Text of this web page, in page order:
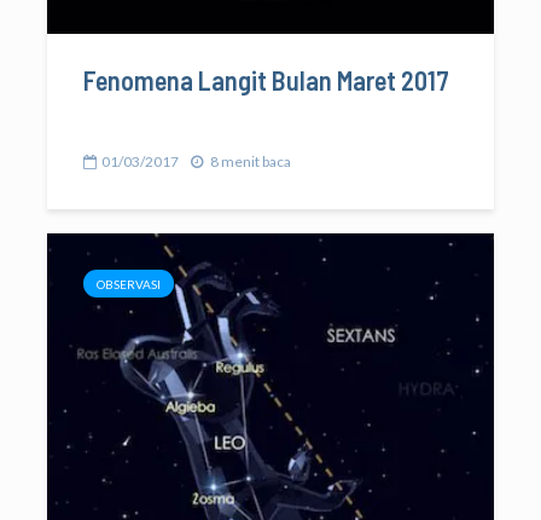
Fenomena Langit Bulan Maret 2017
01/03/2017 8 menit baca
OBSERVASI